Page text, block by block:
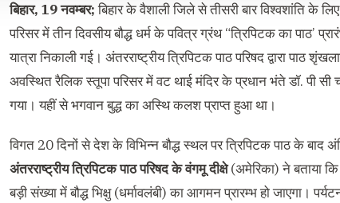
बिहार, 19 नवम्बर;बिहार के वैशाली जिले से तीसरी बार विश्वशांति के
परिसर में तीन दिवसीय बौद्ध धर्म के पवित्र ग्रंथ “त्रिपिटक का पाठ’
यात्रा निकाली गई। अंतरराष्ट्रीय त्रिपिटक पाठ परिषद द्वारा पाठ
अवस्थित रैलिक स्तूपा परिसर में वट थाई मंदिर के प्रधान भंते डॉ. पी सी
गया। यहीं से भगवान बुद्ध का अस्थि कलश प्राप्त हुआ था।
विगत 20 दिनों से देश के विभिन्न बौद्ध स्थल पर त्रिपिटक पाठ के बाद
अंतरराष्ट्रीय त्रिपिटक पाठ परिषद के वंगमू दीक्षे(अमेरिका) ने बताया
बड़ी संख्या में बौद्ध भिक्षु (धर्मावलंबी) का आगमन प्रारम्भ हो जाएगा।